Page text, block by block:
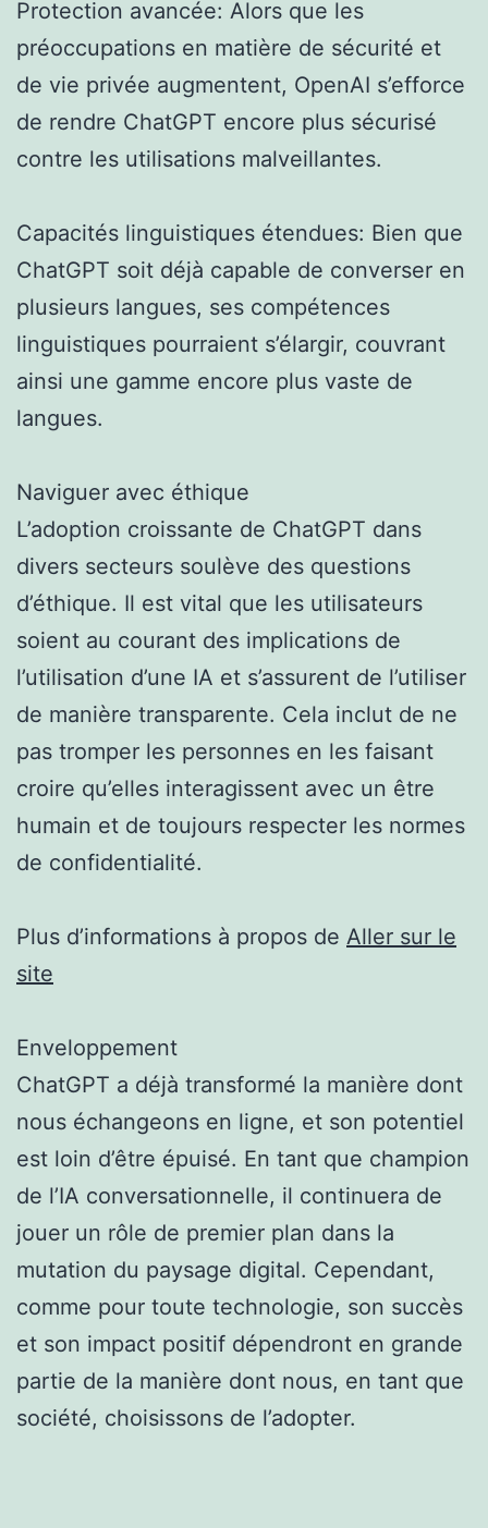
Protection avancée: Alors que les
préoccupations en matière de sécurité et
de vie privée augmentent, OpenAI s’efforce
de rendre ChatGPT encore plus sécurisé
contre les utilisations malveillantes.
Capacités linguistiques étendues: Bien que
ChatGPT soit déjà capable de converser en
plusieurs langues, ses compétences
linguistiques pourraient s’élargir, couvrant
ainsi une gamme encore plus vaste de
langues.
Naviguer avec éthique
L’adoption croissante de ChatGPT dans
divers secteurs soulève des questions
d’éthique. Il est vital que les utilisateurs
soient au courant des implications de
l’utilisation d’une IA et s’assurent de l’utiliser
de manière transparente. Cela inclut de ne
pas tromper les personnes en les faisant
croire qu’elles interagissent avec un être
humain et de toujours respecter les normes
de confidentialité.
Plus d’informations à propos de Aller sur le
site
Enveloppement
ChatGPT a déjà transformé la manière dont
nous échangeons en ligne, et son potentiel
est loin d’être épuisé. En tant que champion
de l’IA conversationnelle, il continuera de
jouer un rôle de premier plan dans la
mutation du paysage digital. Cependant,
comme pour toute technologie, son succès
et son impact positif dépendront en grande
partie de la manière dont nous, en tant que
société, choisissons de l’adopter.